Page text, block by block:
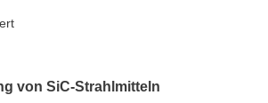
von SiC-Strahlmitteln